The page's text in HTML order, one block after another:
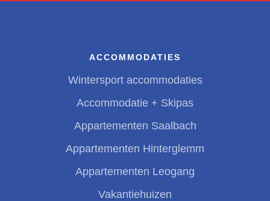
ACCOMMODATIES
Wintersport accommodaties
Accommodatie + Skipas
Appartementen Saalbach
Appartementen Hinterglemm
Appartementen Leogang
Vakantiehuizen